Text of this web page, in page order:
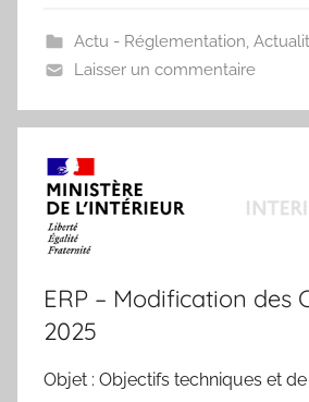
Actu - Réglementation,
Laisser un commentaire
ERP – Modification des
2025
Objet : Objectifs techniques et